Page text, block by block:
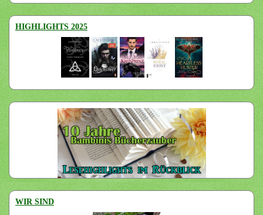
HIGHLIGHTS 2025
WIR SIND